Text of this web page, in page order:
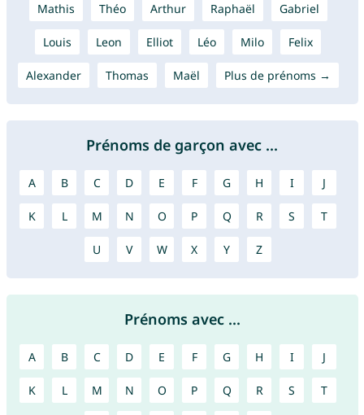
Mathis Théo Arthur Raphaël Gabriel
Louis Leon Elliot Léo Milo Felix
Alexander Thomas Maël Plus de prénoms →
Prénoms de garçon avec ...
A B C D E F G H I J
K L M N O P Q R S T
U V W X Y Z
Prénoms avec ...
A B C D E F G H I J
K L M N O P Q R S T